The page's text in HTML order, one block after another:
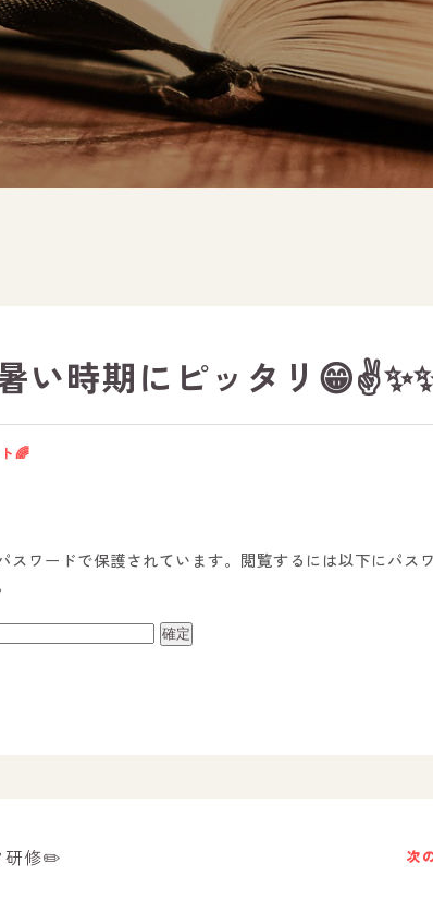
い時期にピッタリ
🌈
スワードで保護されています。閲覧するには以下にパス
次
研修✏️